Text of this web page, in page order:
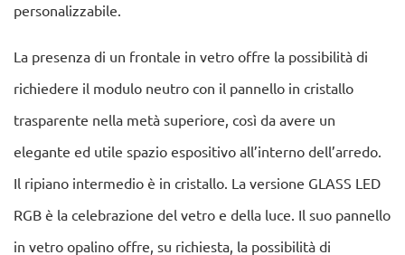
personalizzabile.
La presenza di un frontale in vetro offre la possibilità di
richiedere il modulo neutro con il pannello in cristallo
trasparente nella metà superiore, così da avere un
elegante ed utile spazio espositivo all’interno dell’arredo.
Il ripiano intermedio è in cristallo. La versione GLASS LED
RGB è la celebrazione del vetro e della luce. Il suo pannello
in vetro opalino offre, su richiesta, la possibilità di